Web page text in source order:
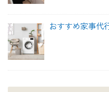
おすすめ家事代